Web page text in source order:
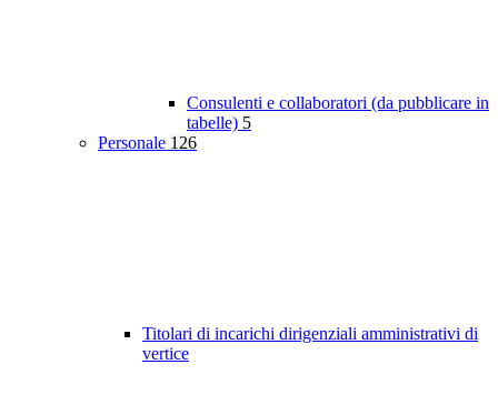
Consulenti e collaboratori (da pubblicare in
tabelle) 5
Personale 126
Titolari di incarichi dirigenziali amministrativi di
vertice